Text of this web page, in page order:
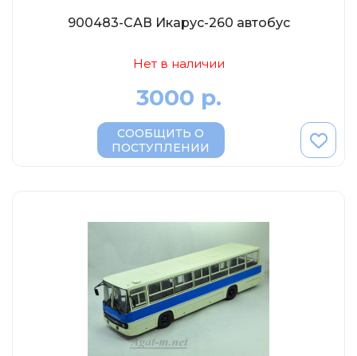
900483-САВ Икарус-260 автобус
Нет в наличии
3000 р.
СООБЩИТЬ О
ПОСТУПЛЕНИИ